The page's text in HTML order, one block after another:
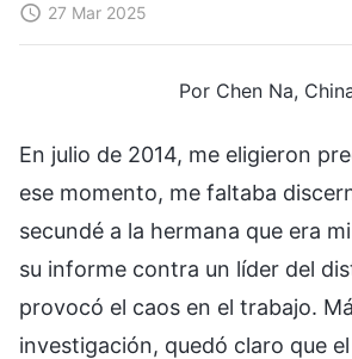
27 Mar 2025
Por Chen Na,
En julio de 2014, me eligieron
ese momento, me faltaba
secundé a la hermana que era
su informe contra un líder del
provocó el caos en el trabajo.
investigación, quedó claro que